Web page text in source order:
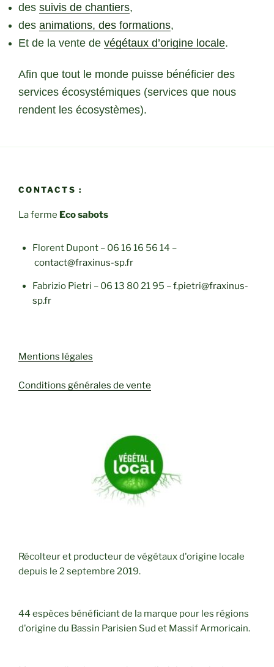
des suivis de chantiers,
des animations, des formations,
Et de la vente de végétaux d’origine locale.
Afin que tout le monde puisse bénéficier des
services écosystémiques (services que nous
rendent les écosystèmes).
CONTACTS :
La ferme Eco sabots
Florent Dupont – 06 16 16 56 14 –
contact@fraxinus-sp.fr
Fabrizio Pietri – 06 13 80 21 95 –f.pietri@fraxinus-
sp.fr
Mentions légales
Conditions générales de vente
Récolteur et producteur de végétaux d'origine locale
depuis le 2 septembre 2019.
44 espèces bénéficiant de la marque pour les régions
d'origine du Bassin Parisien Sud et Massif Armoricain.